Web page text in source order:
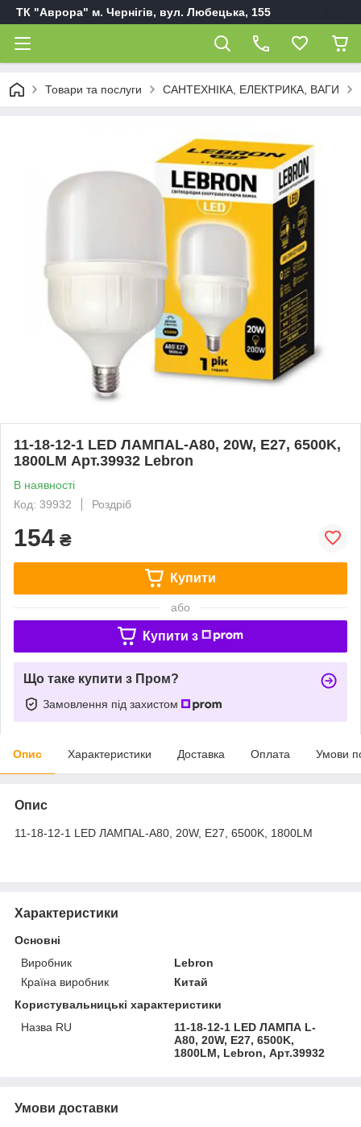
ТК "Аврора" м. Чернігів, вул. Любецька, 155
Товари та послуги САНТЕХНІКА, ЕЛЕКТРИКА, ВАГИ
11-18-12-1 LED ЛАМПАL-А80, 20W, Е27, 6500K,
1800LM Арт.39932 Lebron
В наявності
Код: 39932
Роздріб
154 ₴
Купити
або
Купити з
Що таке купити з Пром?
Замовлення під захистом
Опис Характеристики Доставка Оплата Умови
Опис
11-18-12-1 LED ЛАМПАL-А80, 20W, Е27, 6500K, 1800LM
Характеристики
Основні
Виробник
Lebron
Країна виробник
Китай
Користувальницькі характеристики
Назва RU
11-18-12-1 LED ЛАМПА L-
А80, 20W, Е27, 6500K,
1800LM, Lebron, Арт.39932
Умови доставки